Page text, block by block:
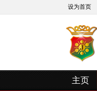
设为首页
主页